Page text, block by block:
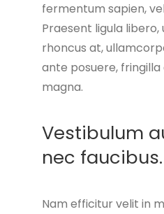
fermentum sapien,
Praesent ligula
rhoncus at,
ante posuere,
magna.
Vestibulum
nec faucibus.
Nam efficitur velit in